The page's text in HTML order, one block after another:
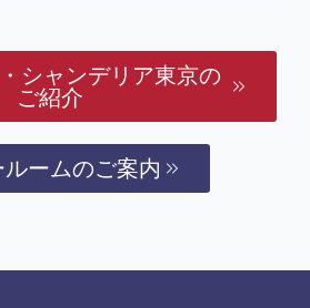
シャンデリア東京の
ご紹介
ルームのご案内